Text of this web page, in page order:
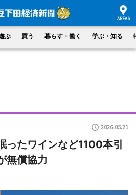
ぶ 買う 暮らす・働く 学ぶ・知る
2026.05.21
ったワインなど1100本引
無償協力